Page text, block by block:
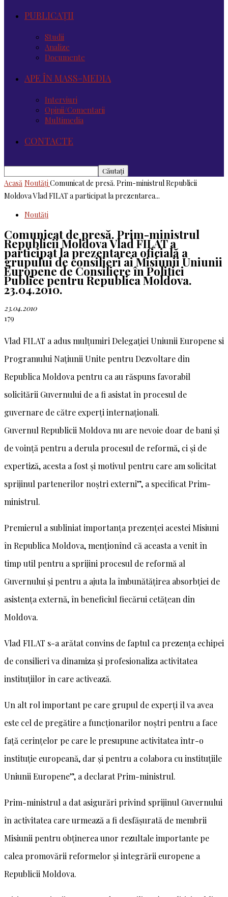
PUBLICAȚII
Studii
Analize
Documente
APE ÎN MASS-MEDIA
Interviuri
Opinii/Comentarii
Multimedia
CONTACTE
Acasă NoutăţiComunicat de presă. Prim-ministrul Republicii
Moldova Vlad FILAT a participat la prezentarea...
Noutăţi
Comunicat de presă. Prim-ministrul
Republicii Moldova Vlad FILAT a
participat la prezentarea oficială a
grupului de consilieri ai Misiunii Uniunii
Europene de Consiliere în Politici
Publice pentru Republica Moldova.
23.04.2010.
23.04.2010
179
Vlad FILAT a adus mulțumiri Delegației Uniunii Europene si
Programului Națiunii Unite pentru Dezvoltare din
Republica Moldova pentru ca au răspuns favorabil
solicitării Guvernului de a fi asistat în procesul de
guvernare de către experți internaționali.
Guvernul Republicii Moldova nu are nevoie doar de bani și
de voință pentru a derula procesul de reformă, ci și de
expertiză, acesta a fost și motivul pentru care am solicitat
sprijinul partenerilor noștri externi”, a specificat Prim-
ministrul.
Premierul a subliniat importanța prezenței acestei Misiuni
în Republica Moldova, menționînd că aceasta a venit în
timp util pentru a sprijini procesul de reformă al
Guvernului și pentru a ajuta la îmbunătățirea absorbției de
asistența externă, în beneficiul fiecărui cetățean din
Moldova.
Vlad FILAT s-a arătat convins de faptul ca prezența echipei
de consilieri va dinamiza și profesionaliza activitatea
instituțiilor în care activează.
Un alt rol important pe care grupul de experți îl va avea
este cel de pregătire a funcționarilor noștri pentru a face
față cerințelor pe care le presupune activitatea într-o
instituție europeană, dar și pentru a colabora cu instituțiile
Uniunii Europene”, a declarat Prim-ministrul.
Prim-ministrul a dat asigurări privind sprijinul Guvernului
în activitatea care urmează a fi desfășurată de membrii
Misiunii pentru obținerea unor rezultale importante pe
calea promovării reformelor și integrării europene a
Republicii Moldova.